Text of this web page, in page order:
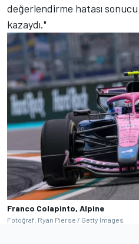
değerlendirme hatası
kazaydı."
Franco Colapinto, Alpine
Fotoğraf: Ryan Pierse / Getty Images